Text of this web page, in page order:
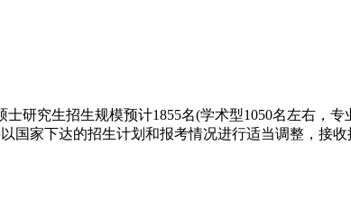
研究生招生规模预计1855名(学术型1050名左右，
国家下达的招生计划和报考情况进行适当调整，接